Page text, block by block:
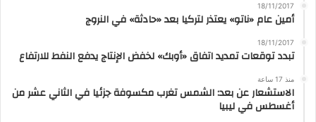
18/11/2017
أمين عام «ناتو» يعتذر لتركيا بعد «حادثة» في النروج
18/11/2017
تبدد توقعات تمديد اتفاق «أوبك» لخفض الإنتاج يدفع النفط للارتفاع
منذ 17 ساعة
الاستشعار عن بعد: الشمس تغرب مكسوفة جزئيا في الثاني عشر من
أغسطس في ليبيا